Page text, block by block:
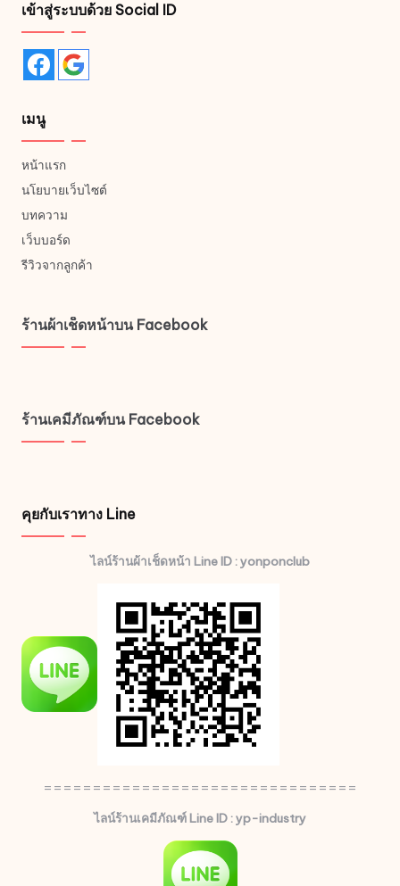
เข้าสู่ระบบด้วย Social ID
เมนู
หน้าแรก
นโยบายเว็บไซต์
บทความ
เว็บบอร์ด
รีวิวจากลูกค้า
ร้านผ้าเช็ดหน้าบน Facebook
ร้านเคมีภัณฑ์บน Facebook
คุยกับเราทาง Line
ไลน์ร้านผ้าเช็ดหน้า Line ID : yonponclub
================================
ไลน์ร้านเคมีภัณฑ์ Line ID : yp-industry